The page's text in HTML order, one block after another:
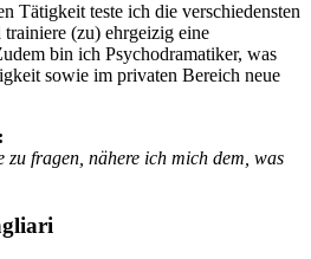
Tätigkeit teste ich die verschiedensten
(zu) ehrgeizig eine
bin ich Psychodramatiker, was
sowie im privaten Bereich neue
fragen, nähere ich mich dem, was